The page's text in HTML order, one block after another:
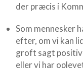
der præcis i
Som mennesker
efter, om vi kan
groft sagt
eller vi har